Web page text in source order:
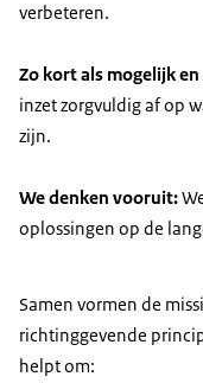
verbeteren.
Zo kort als mogelijk
inzet zorgvuldig af op
zijn.
We denken vooruit:
oplossingen op de
Samen vormen de
richtinggevende
helpt om: